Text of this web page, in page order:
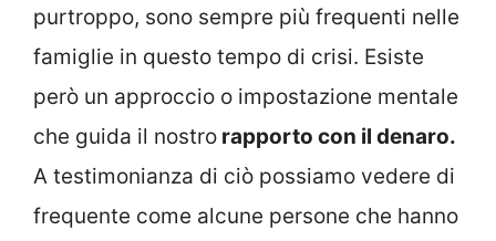
purtroppo, sono sempre più frequenti nelle
famiglie in questo tempo di crisi. Esiste
però un approccio o impostazione mentale
che guida il nostro rapporto con il denaro.
A testimonianza di ciò possiamo vedere di
frequente come alcune persone che hanno